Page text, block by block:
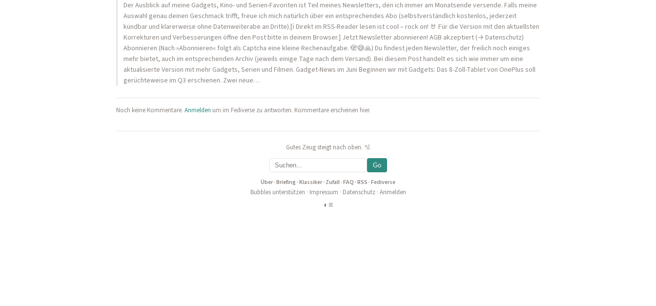
Der Ausblick auf meine Gadgets, Kino- und Serien-Favoriten ist Teil meines Newsletters, den ich immer am Monatsende versende. Falls meine
Auswahl genau deinen Geschmack trifft, freue ich mich natürlich über ein entsprechendes Abo (selbstverständlich kostenlos, jederzeit
kündbar und klarerweise ohne Datenweiterabe an Dritte).[ℹ️ Direkt im RSS-Reader lesen ist cool – rock on! 🤘 Für die Version mit den aktuellsten
Korrekturen und Verbesserungen öffne den Post bitte in deinem Browser.] Jetzt Newsletter abonnieren! AGB akzeptiert (→ Datenschutz)
Abonnieren (Nach »Abonnieren« folgt als Captcha eine kleine Rechenaufgabe. 🫣😅🙏) Du findest jeden Newsletter, der freilich noch einiges
mehr bietet, auch im entsprechenden Archiv (jeweils einige Tage nach dem Versand). Bei diesem Post handelt es sich wie immer um eine
aktualisierte Version mit mehr Gadgets, Serien und Filmen. Gadget-News im Juni Beginnen wir mit Gadgets: Das 8-Zoll-Tablet von OnePlus soll
gerüchteweise im Q3 erschienen. Zwei neue…
Noch keine Kommentare. Anmelden um im Fediverse zu antworten. Kommentare erscheinen hier.
Gutes Zeug steigt nach oben. 🫧
Go
Über·Briefing·Klassiker· Zufall·FAQ ·RSS ·Fediverse
Bubbles unterstützen · Impressum · Datenschutz· Anmelden
◐ ≡